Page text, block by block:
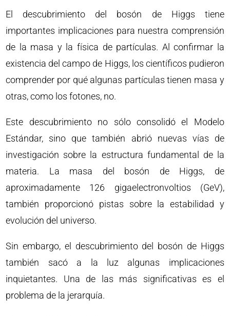
El descubrimiento del bosón de Higgs tiene
importantes implicaciones para nuestra comprensión
de la masa y la física de partículas. Al confirmar la
existencia del campo de Higgs, los científicos pudieron
comprender por qué algunas partículas tienen masa y
otras, como los fotones, no.
Este descubrimiento no sólo consolidó el Modelo
Estándar, sino que también abrió nuevas vías de
investigación sobre la estructura fundamental de la
materia. La masa del bosón de Higgs, de
aproximadamente 126 gigaelectronvoltios (GeV),
también proporcionó pistas sobre la estabilidad y
evolución del universo.
Sin embargo, el descubrimiento del bosón de Higgs
también sacó a la luz algunas implicaciones
inquietantes. Una de las más significativas es el
problema de la jerarquía.